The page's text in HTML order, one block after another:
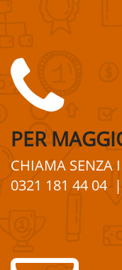
PER
CHIAMA SENZA
0321 181 44 04